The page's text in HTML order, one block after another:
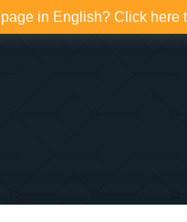
in English? Click